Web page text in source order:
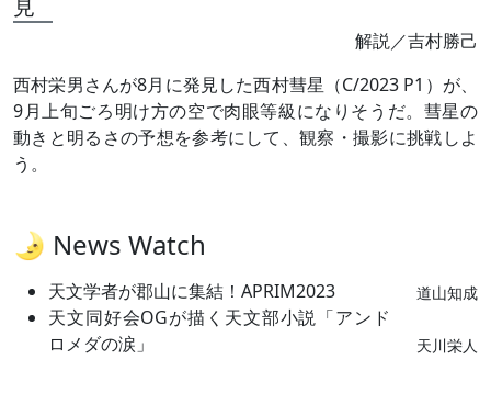
見
解説／吉村勝己
西村栄男さんが8月に発見した西村彗星（C/2023 P1）が、
9月上旬ごろ明け方の空で肉眼等級になりそうだ。彗星の
動きと明るさの予想を参考にして、観察・撮影に挑戦しよ
う。
🌛 News Watch
天文学者が郡山に集結！APRIM2023 道山知成
天文同好会OGが描く天文部小説「アンド
ロメダの涙」
天川栄人